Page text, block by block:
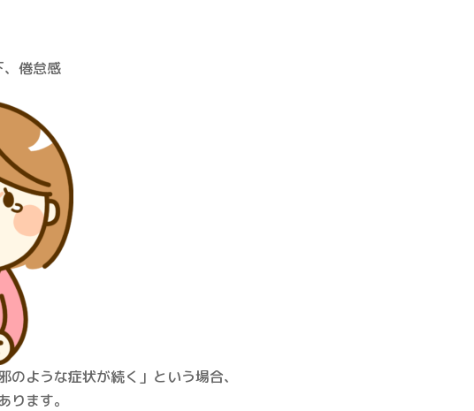
、倦怠感
のような症状が続く」という場合、
ります。